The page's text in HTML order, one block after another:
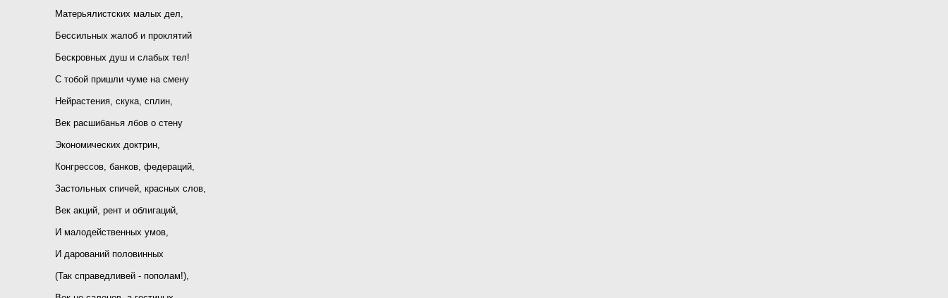
Матерьялистских малых дел,
Бессильных жалоб и проклятий
Бескровных душ и слабых тел!
С тобой пришли чуме на смену
Нейрастения, скука, сплин,
Век расшибанья лбов о стену
Экономических доктрин,
Конгрессов, банков, федераций,
Застольных спичей, красных слов,
Век акций, рент и облигаций,
И малодейственных умов,
И дарований половинных
(Так справедливей - пополам!),